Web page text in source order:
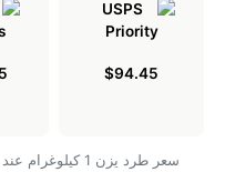
$94.45
سعر طرد يزن 1 كيلوغرام عند شحنه من الولايات المتحدة إلى ملاوي